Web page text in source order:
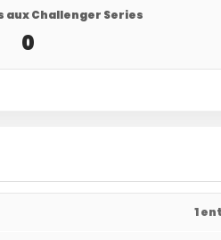
Challenger Series
0
1